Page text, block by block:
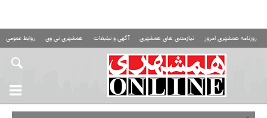
روزنامه همشهری امروز نیازمندی های همشهری آگهی و تبلیغات همشهری تی وی روابط عمومی